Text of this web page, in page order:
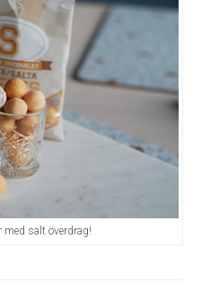
med salt överdrag!